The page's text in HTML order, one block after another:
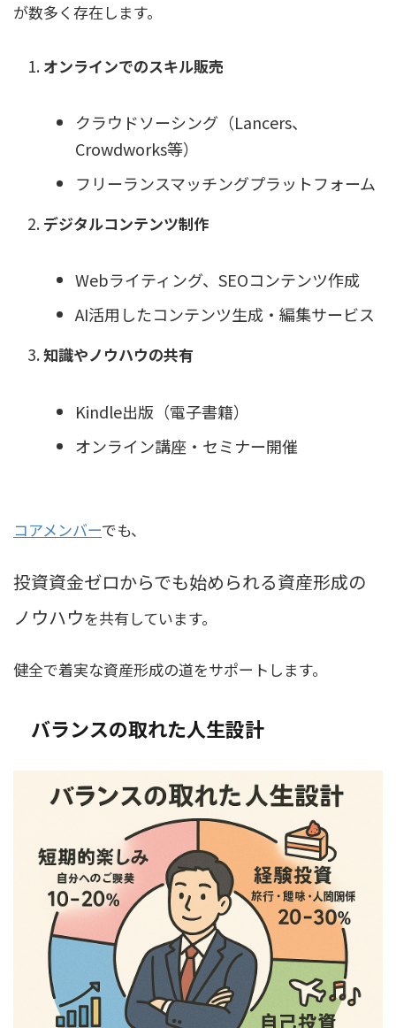
が数多く存在します。
オンラインでのスキル販売
クラウドソーシング（Lancers、
Crowdworks等）
フリーランスマッチングプラットフォーム
デジタルコンテンツ制作
Webライティング、SEOコンテンツ作成
AI活用したコンテンツ生成・編集サービス
知識やノウハウの共有
Kindle出版（電子書籍）
オンライン講座・セミナー開催
コアメンバーでも、
投資資金ゼロからでも始められる資産形成の
ノウハウを共有しています。
健全で着実な資産形成の道をサポートします。
バランスの取れた人生設計